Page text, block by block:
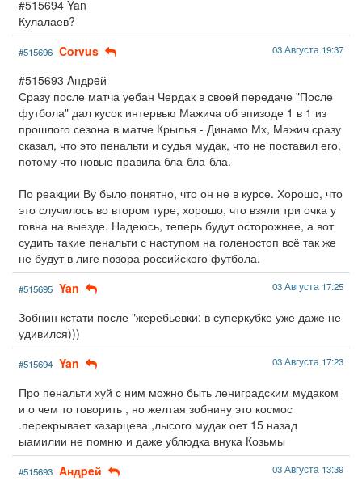
#515694 Yan
Кулалаев?
#515696 Corvus 03 Августа 19:37
#515693 Aндpeй
Сразу после матча уебан Чердак в своей передаче "После
футбола" дал кусок интервью Мажича об эпизоде 1 в 1 из
прошлого сезона в матче Крылья - Динамо Мх, Мажич сразу
сказал, что это пенальти и судья мудак, что не поставил его,
потому что новые правила бла-бла-бла.
По реакции Ву было понятно, что он не в курсе. Хорошо, что
это случилось во втором туре, хорошо, что взяли три очка у
говна на выезде. Надеюсь, теперь будут осторожнее, а вот
судить такие пенальти с наступом на голеностоп всё так же
не будут в лиге позора российского футбола.
#515695 Yan 03 Августа 17:25
Зобнин кстати после "жеребьевки: в суперкубке уже даже не
удивился)))
#515694 Yan 03 Августа 17:23
Про пенальти хуй с ним можно быть лениградским мудаком
и о чем то говорить , но желтая зобнину это космос
.перекрывает казарцева ,лысого мудак оет 15 назад
ыамилии не помню и даже ублюдка внука Козьмы
#515693 Aндpeй 03 Августа 13:39